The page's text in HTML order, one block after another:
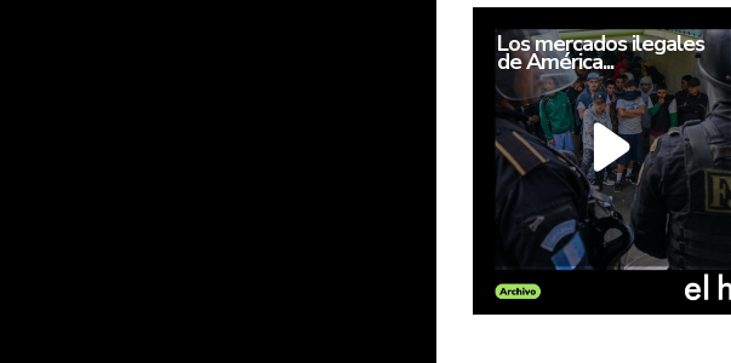
Los mercados ilegales
de América...